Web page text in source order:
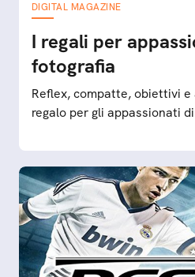
DIGITAL MAGAZINE
I regali per
fotografia
Reflex, compatte, obiettivi
regalo per gli appassionati